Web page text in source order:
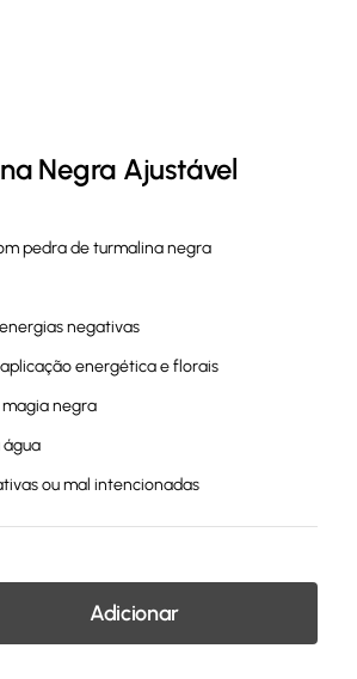
Negra Ajustável
pedra de turmalina negra
negativas
energética e florais
negra
água
ou mal intencionadas
Adicionar